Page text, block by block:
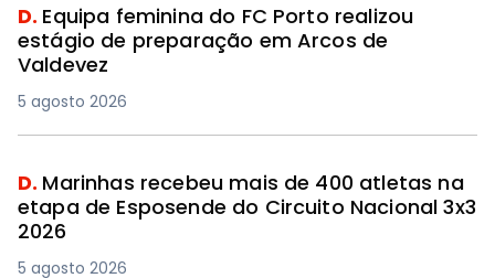
D. Equipa feminina do FC Porto realizou
estágio de preparação em Arcos de
Valdevez
5 agosto 2026
D. Marinhas recebeu mais de 400 atletas na
etapa de Esposende do Circuito Nacional 3x3
2026
5 agosto 2026